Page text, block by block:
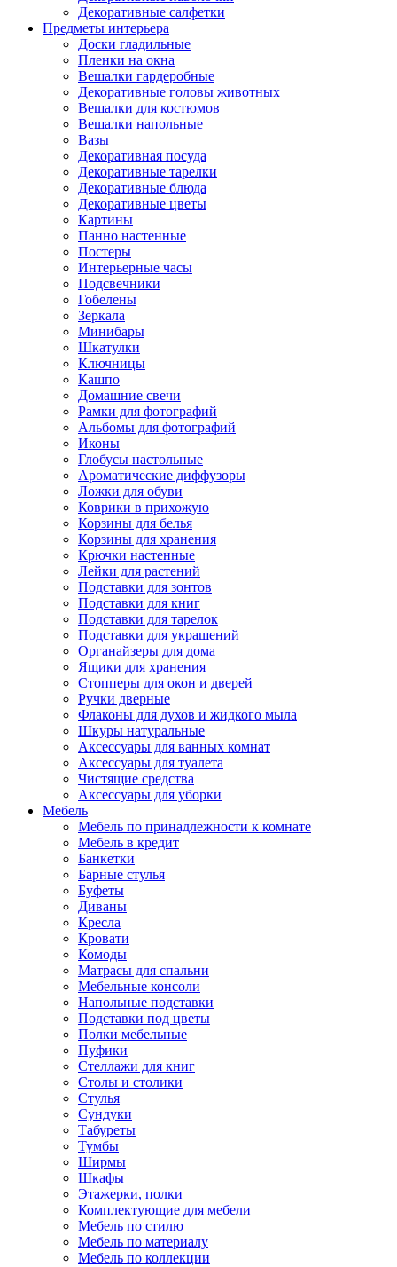
Декоративные салфетки
Предметы интерьера
Доски гладильные
Пленки на окна
Вешалки гардеробные
Декоративные головы животных
Вешалки для костюмов
Вешалки напольные
Вазы
Декоративная посуда
Декоративные тарелки
Декоративные блюда
Декоративные цветы
Картины
Панно настенные
Постеры
Интерьерные часы
Подсвечники
Гобелены
Зеркала
Минибары
Шкатулки
Ключницы
Кашпо
Домашние свечи
Рамки для фотографий
Альбомы для фотографий
Иконы
Глобусы настольные
Ароматические диффузоры
Ложки для обуви
Коврики в прихожую
Корзины для белья
Корзины для хранения
Крючки настенные
Лейки для растений
Подставки для зонтов
Подставки для книг
Подставки для тарелок
Подставки для украшений
Органайзеры для дома
Ящики для хранения
Стопперы для окон и дверей
Ручки дверные
Флаконы для духов и жидкого мыла
Шкуры натуральные
Аксессуары для ванных комнат
Аксессуары для туалета
Чистящие средства
Аксессуары для уборки
Мебель
Мебель по принадлежности к комнате
Мебель в кредит
Банкетки
Барные стулья
Буфеты
Диваны
Кресла
Кровати
Комоды
Матрасы для спальни
Мебельные консоли
Напольные подставки
Подставки под цветы
Полки мебельные
Пуфики
Стеллажи для книг
Столы и столики
Стулья
Сундуки
Табуреты
Тумбы
Ширмы
Шкафы
Этажерки, полки
Комплектующие для мебели
Мебель по стилю
Мебель по материалу
Мебель по коллекции